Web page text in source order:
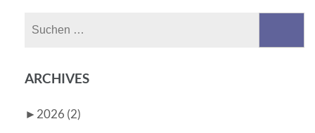
ARCHIVES
► 2026 (2)